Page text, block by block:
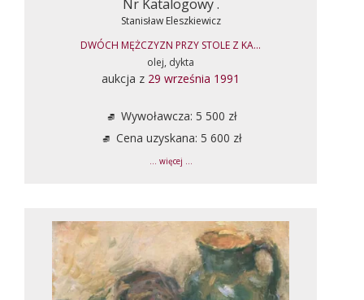
Nr Katalogowy .
Stanisław Eleszkiewicz
DWÓCH MĘŻCZYZN PRZY STOLE Z KA...
olej, dykta
aukcja z 29 września 1991
Wywoławcza: 5 500 zł
Cena uzyskana: 5 600 zł
... więcej ...